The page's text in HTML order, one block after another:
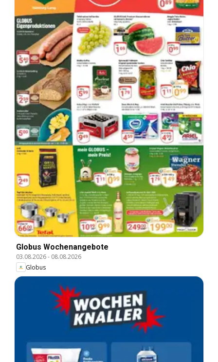
Globus Wochenangebote
03.08.2026- 08.08.2026
Globus